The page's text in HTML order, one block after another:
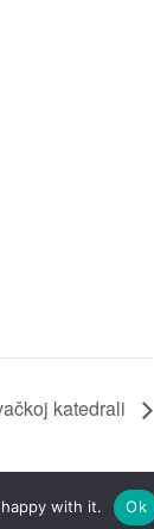
katedrali
with it. Ok